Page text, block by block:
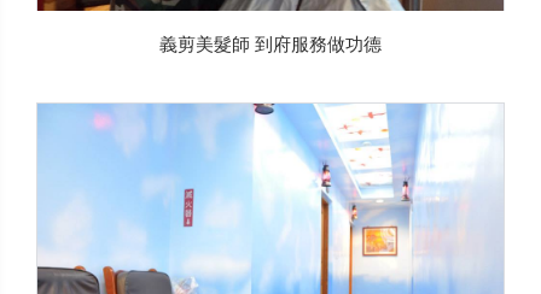
義剪美髮師 到府服務做功德